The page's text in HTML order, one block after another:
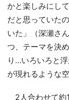
かと楽しみにし
だと思っていた
いた」（深瀬さ
つ、テーマを決
り…いろいろと
が現れるような
2人合わせて約